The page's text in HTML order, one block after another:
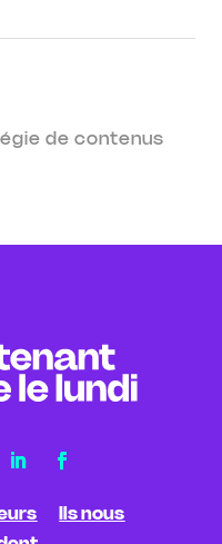
de contenus
Ils nous